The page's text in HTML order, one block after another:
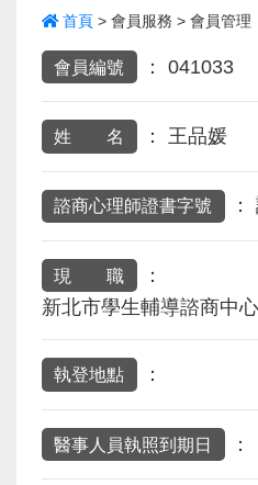
首頁 > 會員服務 > 會員管理
會員編號 ： 041033
姓 名 ： 王品媛
諮商心理師證書字號 ：
現 職
：
新北市學生輔導諮商中
執登地點 ：
醫事人員執照到期日 ：